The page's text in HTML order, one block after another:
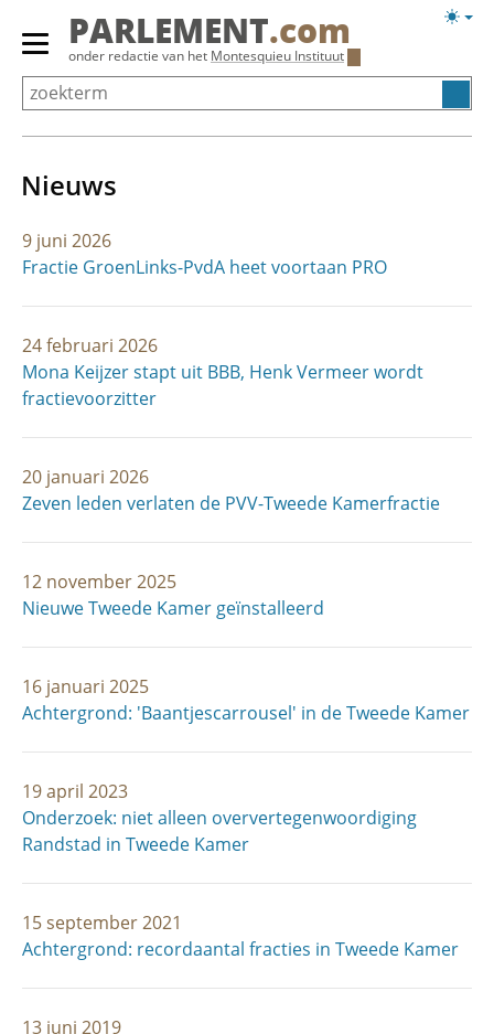
Overslaan
Primair
menu
tonen/verbergen
PARLEMENT.com
onder redactie van het Montesquieu Instituut
Nieuws
9 juni 2026
Fractie GroenLinks-PvdA heet voortaan PRO
24 februari 2026
Mona Keijzer stapt uit BBB, Henk Vermeer wordt
fractievoorzitter
20 januari 2026
Zeven leden verlaten de PVV-Tweede Kamerfractie
12 november 2025
Nieuwe Tweede Kamer geïnstalleerd
16 januari 2025
Achtergrond: 'Baantjescarrousel' in de Tweede Kamer
19 april 2023
Onderzoek: niet alleen oververtegenwoordiging
Randstad in Tweede Kamer
15 september 2021
Achtergrond: recordaantal fracties in Tweede Kamer
13 juni 2019